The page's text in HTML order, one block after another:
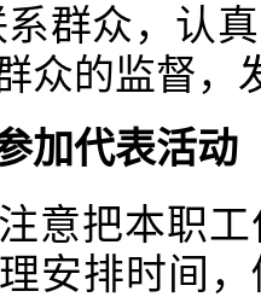
系群众，认
众的监督，
加代表活动
意把本职
安排时间